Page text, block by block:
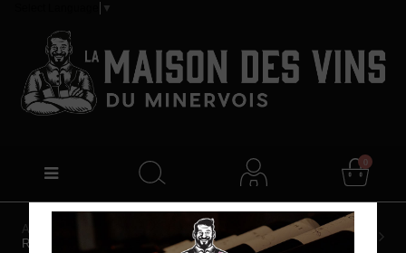
▼
0
Accueil
Alliance Minervois "Alliance" AOP La Livinière
Rouge 2018